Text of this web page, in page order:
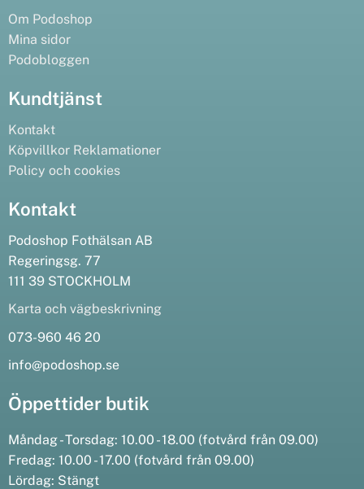
Om Podoshop
Mina sidor
Podobloggen
Kundtjänst
Kontakt
Köpvillkor Reklamationer
Policy och cookies
Kontakt
Podoshop Fothälsan AB
Regeringsg. 77
111 39 STOCKHOLM
Karta och vägbeskrivning
073-960 46 20
info@podoshop.se
Öppettider butik
Måndag - Torsdag: 10.00 - 18.00 (fotvård från 09.00)
Fredag: 10.00 - 17.00 (fotvård från 09.00)
Lördag: Stängt